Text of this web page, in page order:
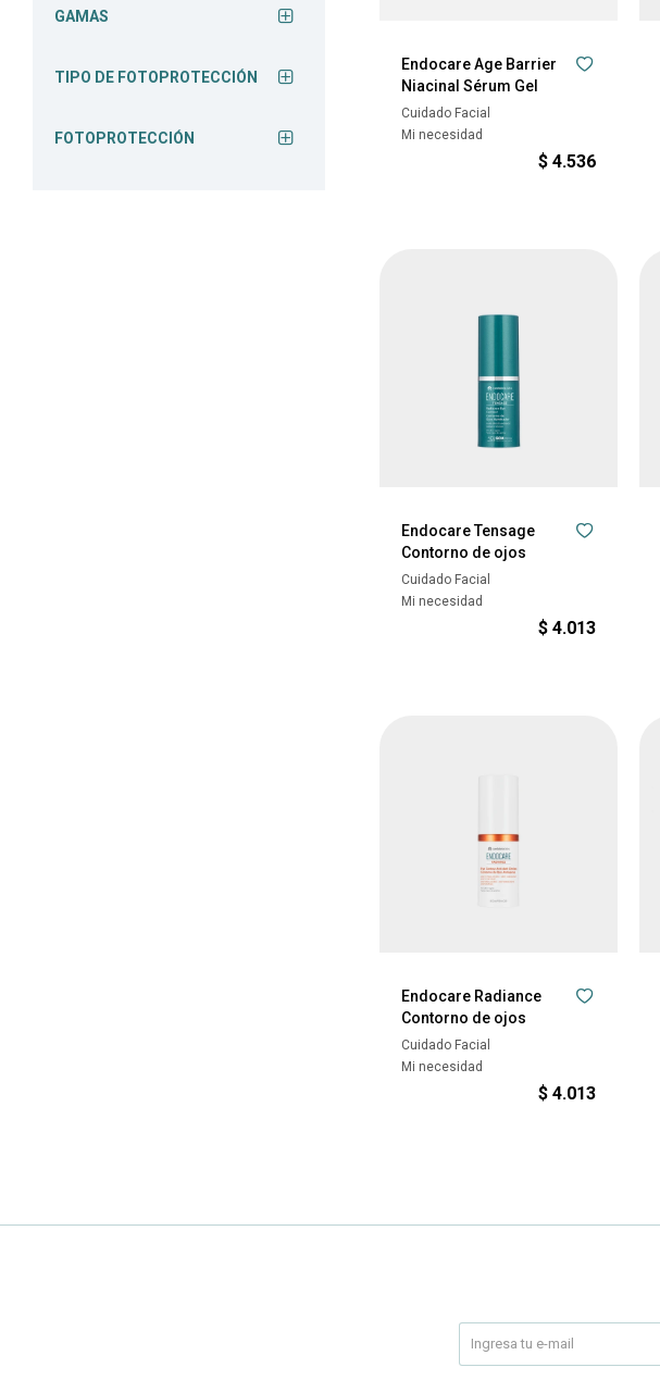
Endocare Age Barrier
Niacinal Sérum Gel
Cuidado Facial
Mi necesidad
$ 4.536
Endocare Tensage
Contorno de ojos
Cuidado Facial
Mi necesidad
$ 4.013
Endocare Radiance
Contorno de ojos
Cuidado Facial
Mi necesidad
$ 4.013
GAMAS
TIPO DE FOTOPROTECCIÓN
FOTOPROTECCIÓN